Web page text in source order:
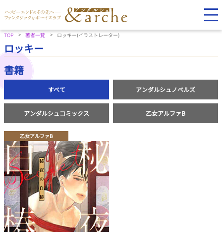
TOP 著者一覧 ロッキー(イラストレーター)
ロッキー
書籍
すべて アンダルシュノベルズ
アンダルシュコミックス 乙女アルファB
乙女アルファB